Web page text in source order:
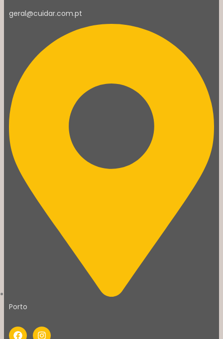
geral@cuidar.com.pt
Porto